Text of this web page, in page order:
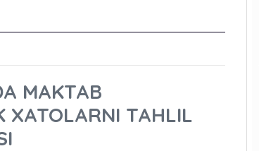
MAKTAB
XATOLARNI TAHLIL